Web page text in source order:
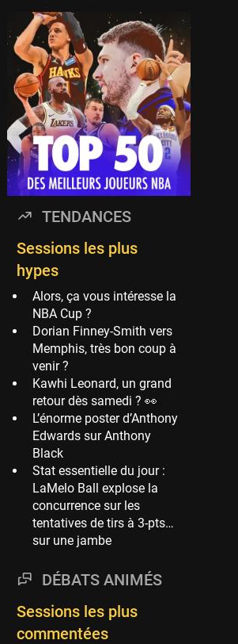
Minnesota
Timberwolves
114 sessions
Golden State Warriors
113 sessions
Denver Nuggets
106 sessions
WNBA
97 sessions
Philadelphia Sixers
89 sessions
Milwaukee Bucks
Hoop Culture
73 sessions
Oklahoma City
Thunder
69 sessions
Phoenix Suns
69 sessions
Miami Heat
63 sessions
Los Angeles Clippers
61 sessions
Indiana Pacers
53 sessions
New Orleans Pelicans
53 sessions
Jeux Olympiques
52 sessions
TENDANCES
Sessions les plus
hypes
Alors, ça vous intéresse la
NBA Cup ?
Dorian Finney-Smith vers
Memphis, très bon coup à
venir ?
Kawhi Leonard, un grand
retour dès samedi ? 👀
L’énorme poster d’Anthony
Edwards sur Anthony
Black
Stat essentielle du jour :
LaMelo Ball explose la
concurrence sur les
tentatives de tirs à 3-pts…
sur une jambe
DÉBATS ANIMÉS
Sessions les plus
commentées